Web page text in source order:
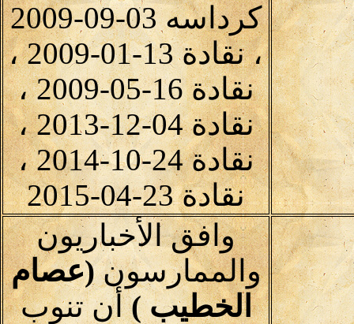
كرداسه 03-09-2009
، نقادة 13-01-2009 ،
نقادة 16-05-2009 ،
نقادة 04-12-2013 ،
نقادة 24-10-2014 ،
نقادة 23-04-2015
وافق الأخباريون
والممارسون(عصام
الخطيب )أن تنوب